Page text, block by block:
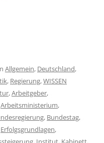
Allgemein, Deutschland,
, Regierung,WISSEN
,Arbeitgeber,
Arbeitsministerium,
, Bundestag,
Erfolgsgrundlagen,